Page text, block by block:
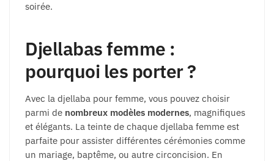
soirée.
Djellabas femme :
pourquoi les porter ?
Avec la djellaba pour femme, vous pouvez choisir
parmi de nombreux modèles modernes, magnifiques
et élégants. La teinte de chaque djellaba femme est
parfaite pour assister différentes cérémonies comme
un mariage, baptême, ou autre circoncision. En